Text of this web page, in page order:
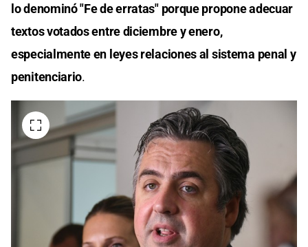
lo denominó "Fe de erratas" porque propone adecuar
textos votados entre diciembre y enero,
especialmente en leyes relaciones al sistema penal y
penitenciario.